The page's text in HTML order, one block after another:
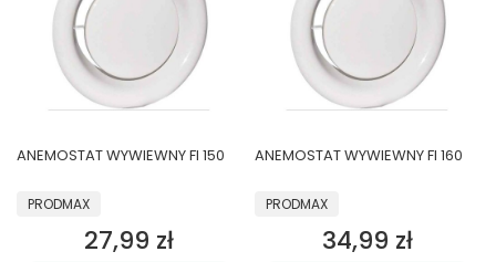
ANEMOSTAT WYWIEWNY FI 150
PRODUCENT
PRODMAX
Cena
27,99 zł
ANEMOSTAT WYWIEWNY FI 160
PRODUCENT
PRODMAX
Cena
34,99 zł